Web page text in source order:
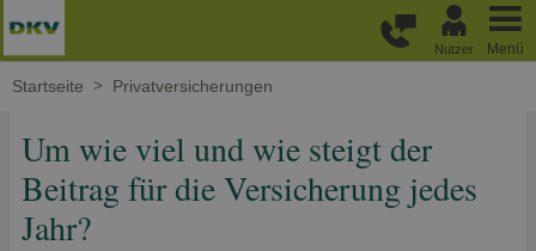
Nutzer Menü
Startseite Privatversicherungen
Um wie viel und wie steigt der
Beitrag für die Versicherung jedes
Jahr?